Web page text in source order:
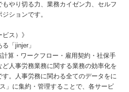
やり切る力、業務カイゼン力、セルフ
ションです。
ス）》
「jinjer」
算・ワークフロー・雇用契約・社保手
人事労務業務に関する業務の効率化を
。人事労務に関わる全てのデータをに
」に集約・管理することで、各サービ